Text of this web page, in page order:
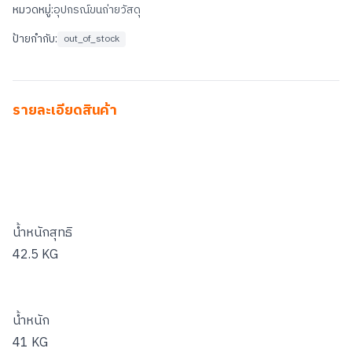
หมวดหมู่:อุปกรณ์ขนถ่ายวัสดุ
ป้ายกำกับ: out_of_stock
รายละเอียดสินค้า
น้ำหนักสุทธิ
42.5 KG
น้ำหนัก
41 KG